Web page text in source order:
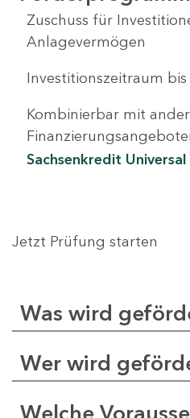
Zuschuss für
Anlagevermögen
Investitionszeitraum
Kombinierbar mit
Sachsenkredit Universal
Jetzt Prüfung starten
Was wird
Wer wird
Welche